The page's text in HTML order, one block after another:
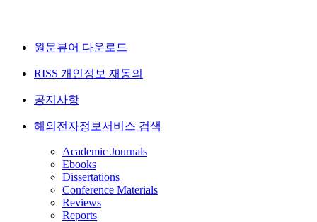
원문뷰어 다운로드
RISS 개인정보 재동의
공지사항
해외전자정보서비스 검색
Academic Journals
Ebooks
Dissertations
Conference Materials
Reviews
Reports